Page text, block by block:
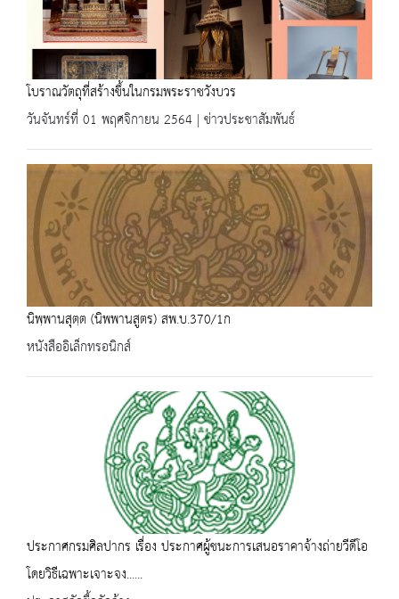
โบราณวัตถุที่สร้างขึ้นในกรมพระราชวังบวร
วันจันทร์ที่ 01 พฤศจิกายน 2564 | ข่าวประชาสัมพันธ์
นิพฺพานสุตฺต (นิพพานสูตร) สพ.บ.370/1ก
หนังสืออิเล็กทรอนิกส์
ประกาศกรมศิลปากร เรื่อง ประกาศผู้ชนะการเสนอราคาจ้างถ่ายวีดีโอ
โดยวิธีเฉพาะเจาะจง......